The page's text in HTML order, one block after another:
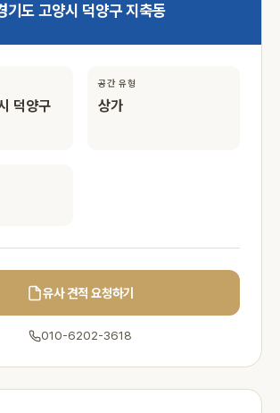
기도 고양시 덕양구 지축동
덕양구
공간 유형
상가
유사 견적 요청하기
010-6202-3618